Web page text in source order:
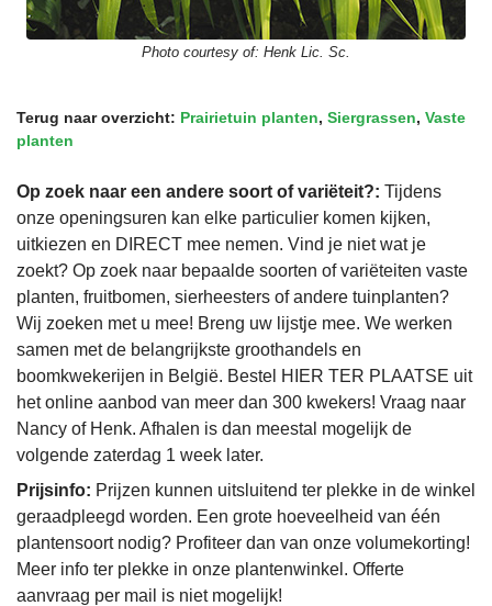
Photo courtesy of: Henk Lic. Sc.
Terug naar overzicht: Prairietuin planten, Siergrassen, Vaste
planten
Op zoek naar een andere soort of variëteit?: Tijdens
onze openingsuren kan elke particulier komen kijken,
uitkiezen en DIRECT mee nemen. Vind je niet wat je
zoekt? Op zoek naar bepaalde soorten of variëteiten vaste
planten, fruitbomen, sierheesters of andere tuinplanten?
Wij zoeken met u mee! Breng uw lijstje mee. We werken
samen met de belangrijkste groothandels en
boomkwekerijen in België. Bestel HIER TER PLAATSE uit
het online aanbod van meer dan 300 kwekers! Vraag naar
Nancy of Henk. Afhalen is dan meestal mogelijk de
volgende zaterdag 1 week later.
Prijsinfo: Prijzen kunnen uitsluitend ter plekke in de winkel
geraadpleegd worden. Een grote hoeveelheid van één
plantensoort nodig? Profiteer dan van onze volumekorting!
Meer info ter plekke in onze plantenwinkel. Offerte
aanvraag per mail is niet mogelijk!